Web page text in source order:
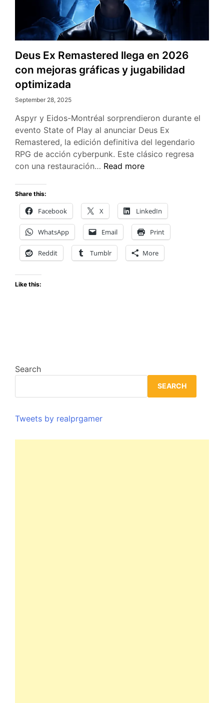
Deus Ex Remastered llega en 2026
con mejoras gráficas y jugabilidad
optimizada
September 28, 2025
Aspyr y Eidos-Montréal sorprendieron durante el
evento State of Play al anunciar Deus Ex
Remastered, la edición definitiva del legendario
RPG de acción cyberpunk. Este clásico regresa
con una restauración… Deus
llega
en
2026
con
mejoras
gráficas
Read more
Share this:
Facebook X LinkedIn
WhatsApp Email Print
Reddit Tumblr More
Like this:
Search
SEARCH
Tweets by realprgamer